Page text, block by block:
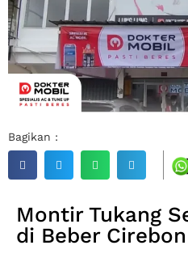
Bagikan :
Montir Tukang
di Beber Cirebon